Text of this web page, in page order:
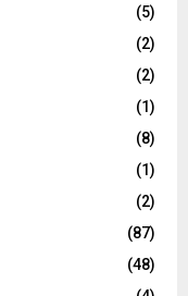
(5)
(2)
(2)
(1)
(8)
(1)
(2)
(87)
(48)